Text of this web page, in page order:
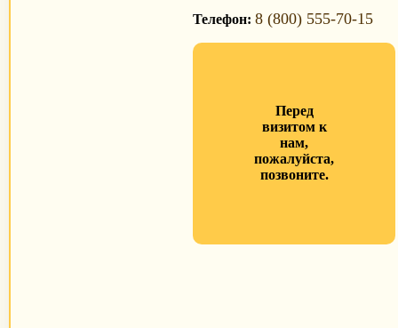
Телефон:8 (800) 555-70-15
Перед
визитом к
нам,
пожалуйста,
позвоните.